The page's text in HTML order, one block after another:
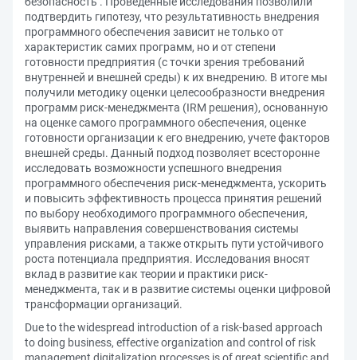
подтвердить гипотезу, что результативность внедрения
программного обеспечения зависит не только от
характеристик самих программ, но и от степени
готовности предприятия (с точки зрения требований
внутренней и внешней среды) к их внедрению. В итоге мы
получили методику оценки целесообразности внедрения
программ риск-менеджмента (IRM решения), основанную
на оценке самого программного обеспечения, оценке
готовности организации к его внедрению, учете факторов
внешней среды. Данный подход позволяет всесторонне
исследовать возможности успешного внедрения
программного обеспечения риск-менеджмента, ускорить
и повысить эффективность процесса принятия решений
по выбору необходимого программного обеспечения,
выявить направления совершенствования системы
управления рисками, а также открыть пути устойчивого
роста потенциала предприятия. Исследования вносят
вклад в развитие как теории и практики риск-
менеджмента, так и в развитие системы оценки цифровой
трансформации организаций.
Due to the widespread introduction of a risk-based approach
to doing business, effective organization and control of risk